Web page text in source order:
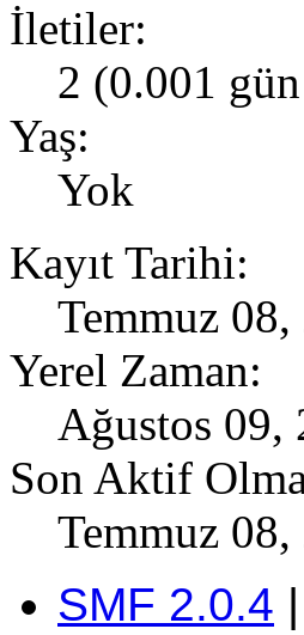
İletiler:
2 (0.001 gün
Yaş:
Yok
Kayıt Tarihi:
Temmuz
Yerel Zaman:
Ağustos 09,
Son Aktif
Temmuz
SMF 2.0.4 |